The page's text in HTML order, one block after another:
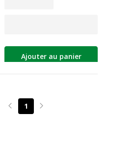
Ajouter au panier
Page précédente
1 Page suivante